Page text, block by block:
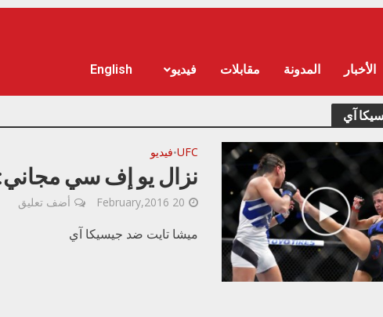
الأخبار المدونة مقابلات فيديو English
آي
UFC
•فيديو
نزال يو إف سي
20 February,2016 أضف تعليق
ميشا تايت ضد جيسيكا آي